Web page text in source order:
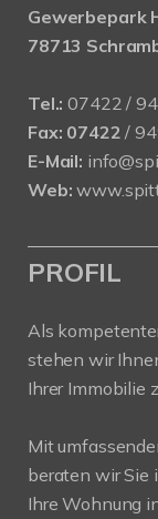
Gewerbepark
78713
Tel.: 07422 /
Fax: 07422 /
E-Mail:
Web:
PROFIL
Als
stehen wir
Ihrer Immobilie
Mit
beraten wir Sie
Ihre Wohnung